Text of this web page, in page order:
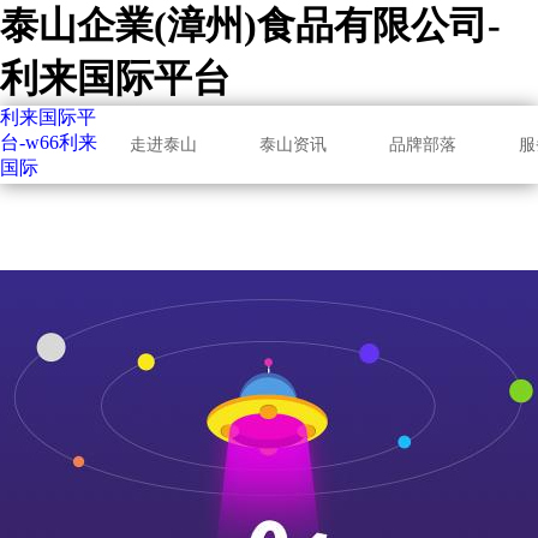
泰山企業(漳州)食品有限公司-
利来国际平台
利来国际平
台-w66利来
国际
走进泰山 泰山资讯 品牌部落